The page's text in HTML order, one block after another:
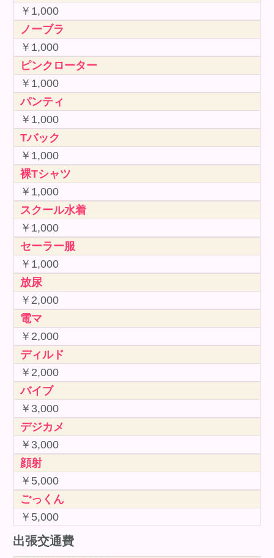
￥1,000
ノーブラ
￥1,000
ピンクローター
￥1,000
パンティ
￥1,000
Tバック
￥1,000
裸Tシャツ
￥1,000
スクール水着
￥1,000
セーラー服
￥1,000
放尿
￥2,000
電マ
￥2,000
ディルド
￥2,000
バイブ
￥3,000
デジカメ
￥3,000
顔射
￥5,000
ごっくん
￥5,000
出張交通費